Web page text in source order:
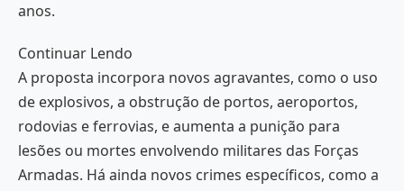
anos.
Continuar Lendo
A proposta incorpora novos agravantes, como o uso
de explosivos, a obstrução de portos, aeroportos,
rodovias e ferrovias, e aumenta a punição para
lesões ou mortes envolvendo militares das Forças
Armadas. Há ainda novos crimes específicos, como a